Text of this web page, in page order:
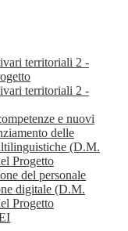
territoriali 2 -
territoriali 2 -
e nuovi
delle
(D.M.
Progetto
del personale
digitale (D.M.
Progetto